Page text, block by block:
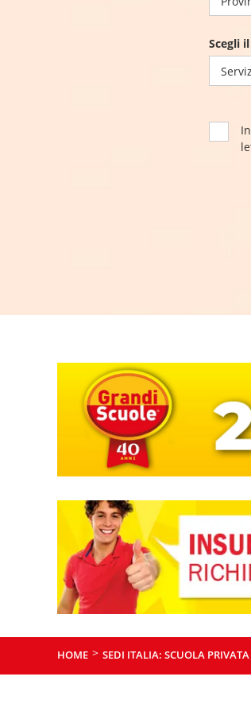
Scegli
HOME > SEDI ITALIA: SCUOLA